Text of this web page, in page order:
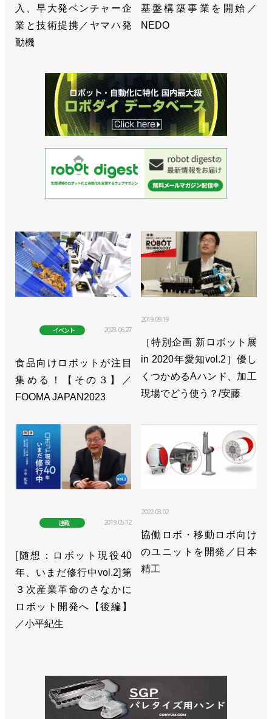
入、早大発ベンチャー企
業と技術提携／ヤマハ発
動機
基盤構築事業を開始／
NEDO
イベント 2023.06.27
食品向けロボットが注目
集める！【その３】／
FOOMA JAPAN2023
2019.09.19
［特別企画 新ロボット展
in 2020年愛知vol.2］優し
くつかめるAハンド、加工
現場でどう使う？/安藤
連載 2019.05.12
[随想：ロボット現役40
年、いまだ修行中vol.2]第
３次産業革命のさなかに
ロボット開発へ【後編】
／小平紀生
2022.03.02
協働ロボ・移動ロボ向け
のユニットを開発／日本
精工